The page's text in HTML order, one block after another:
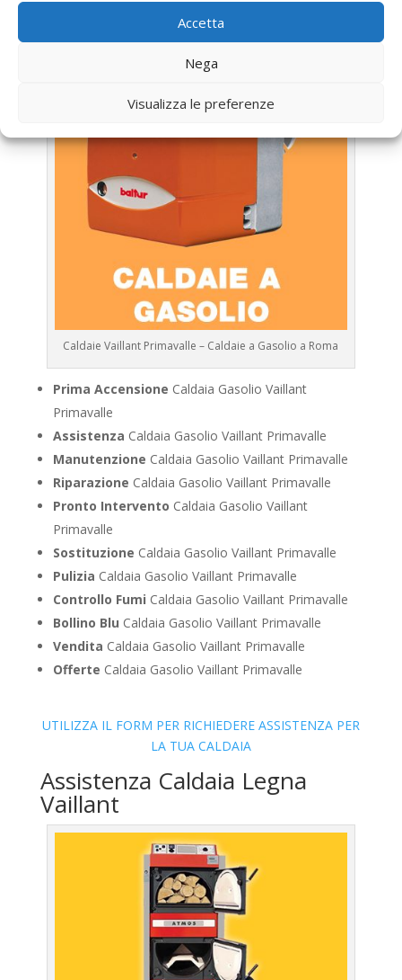
Accetta
Nega
Visualizza le preferenze
Vaillant
Caldaie Vaillant Primavalle – Caldaie a Gasolio a Roma
Prima Accensione Caldaia Gasolio Vaillant
Primavalle
Assistenza Caldaia Gasolio Vaillant Primavalle
Manutenzione Caldaia Gasolio Vaillant Primavalle
Riparazione Caldaia Gasolio Vaillant Primavalle
Pronto Intervento Caldaia Gasolio Vaillant
Primavalle
Sostituzione Caldaia Gasolio Vaillant Primavalle
Pulizia Caldaia Gasolio Vaillant Primavalle
Controllo Fumi Caldaia Gasolio Vaillant Primavalle
Bollino Blu Caldaia Gasolio Vaillant Primavalle
Vendita Caldaia Gasolio Vaillant Primavalle
Offerte Caldaia Gasolio Vaillant Primavalle
UTILIZZA IL FORM PER RICHIEDERE ASSISTENZA PER
LA TUA CALDAIA
Assistenza Caldaia Legna
Vaillant